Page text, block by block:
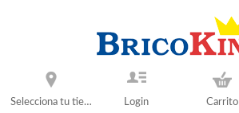
Selecciona tu tienda Login Carrito